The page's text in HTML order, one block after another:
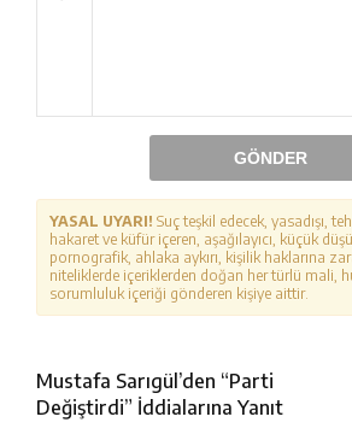
GÖNDER
YASAL UYARI! Suç teşkil edecek, yasadışı,
hakaret ve küfür içeren, aşağılayıcı, küçük
pornografik, ahlaka aykırı, kişilik haklarına
niteliklerde içeriklerden doğan her türlü mali,
sorumluluk içeriği gönderen kişiye aittir.
Mustafa Sarıgül’den “Parti
Değiştirdi” İddialarına Yanıt